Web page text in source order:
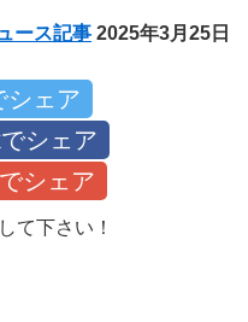
ース記事 2025年3月25日
シェア
シェア
シェア
て下さい！